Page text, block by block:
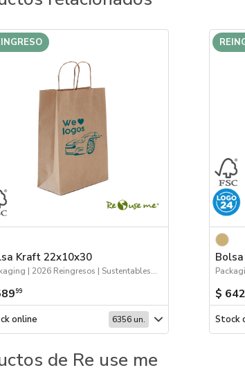
Kraft 22x10x30
Packaging | 2026 Reingresos | Sustentables | Bolsas y Tote Bags
99
online 6356 un.
$ 642
Stock
de Re use me